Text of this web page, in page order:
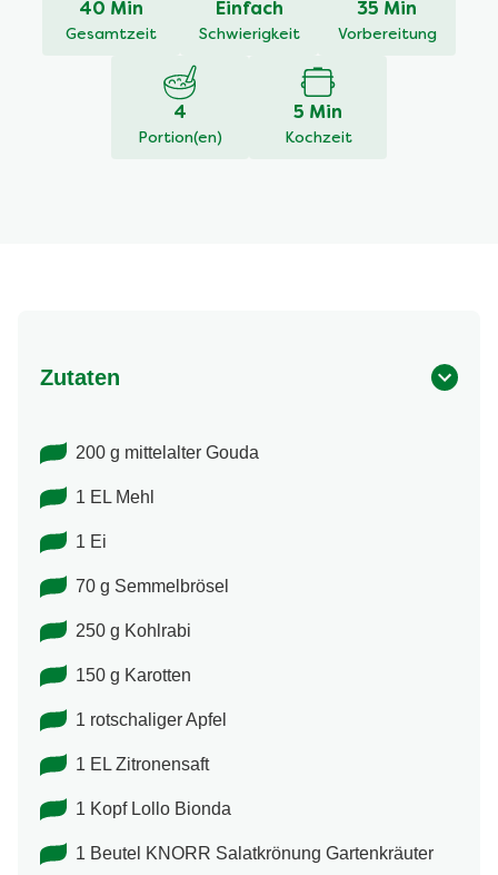
abgegeben40 Min
Gesamtzeit
Einfach
Schwierigkeit
35 Min
Vorbereitung
4
Portion(en)
5 Min
Kochzeit
Zutaten
200 g mittelalter Gouda
1 EL Mehl
1 Ei
70 g Semmelbrösel
250 g Kohlrabi
150 g Karotten
1 rotschaliger Apfel
1 EL Zitronensaft
1 Kopf Lollo Bionda
1 Beutel KNORR Salatkrönung Gartenkräuter